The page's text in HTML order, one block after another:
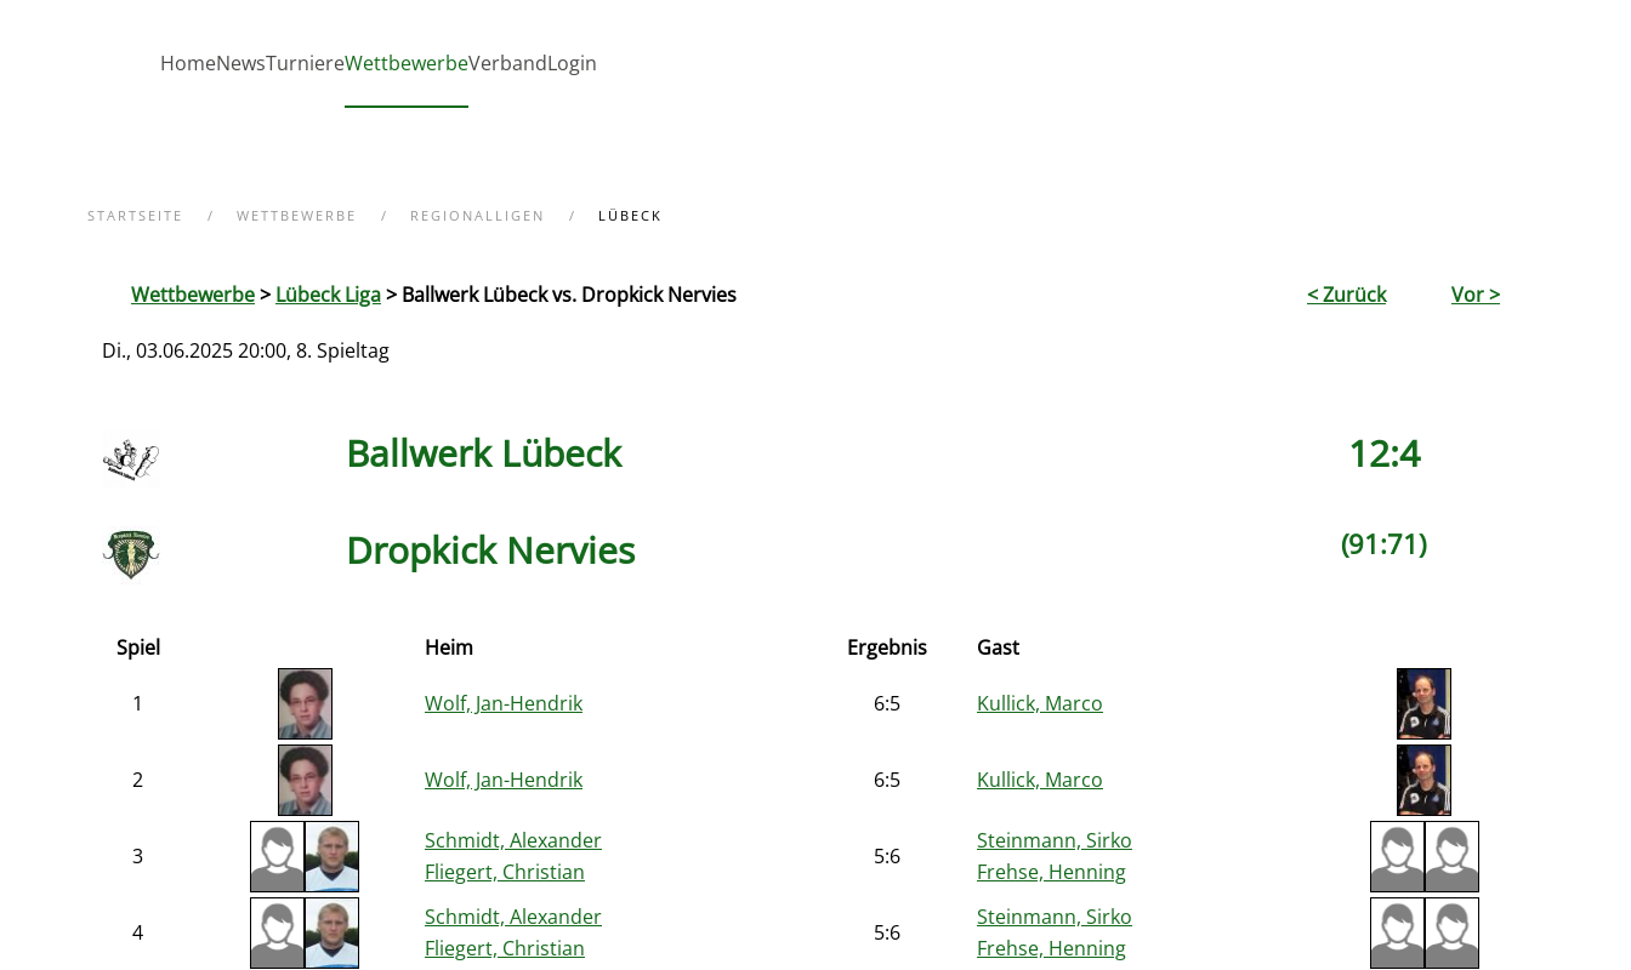
Zum Hauptinhalt springen
HomeNewsTurniereWettbewerbeVerbandLogin
STARTSEITE WETTBEWERBE REGIONALLIGEN LÜBECK
Wettbewerbe> Lübeck Liga> Ballwerk Lübeck vs. Dropkick Nervies < Zurück Vor >
Di., 03.06.2025 20:00, 8. Spieltag
Ballwerk Lübeck 12:4
(91:71)
Dropkick Nervies
Spiel Heim Ergebnis Gast
1 Wolf, Jan-Hendrik 6:5 Kullick, Marco
2 Wolf, Jan-Hendrik 6:5 Kullick, Marco
3
Schmidt, Alexander
Fliegert, Christian
5:6
Steinmann, Sirko
Frehse, Henning
4
Schmidt, Alexander
Fliegert, Christian
5:6
Steinmann, Sirko
Frehse, Henning